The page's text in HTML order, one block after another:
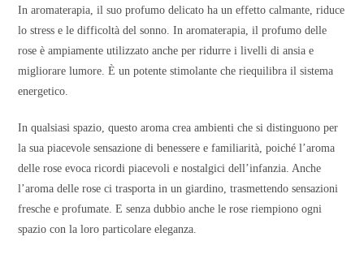
In aromaterapia, il suo profumo delicato ha un effetto calmante, riduce
lo stress e le difficoltà del sonno. In aromaterapia, il profumo delle
rose è ampiamente utilizzato anche per ridurre i livelli di ansia e
migliorare lumore. È un potente stimolante che riequilibra il sistema
energetico.
In qualsiasi spazio, questo aroma crea ambienti che si distinguono per
la sua piacevole sensazione di benessere e familiarità, poiché l’aroma
delle rose evoca ricordi piacevoli e nostalgici dell’infanzia. Anche
l’aroma delle rose ci trasporta in un giardino, trasmettendo sensazioni
fresche e profumate. E senza dubbio anche le rose riempiono ogni
spazio con la loro particolare eleganza.